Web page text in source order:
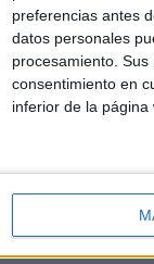
preferencias antes
datos personales
procesamiento.
consentimiento en
inferior de la página
- Policía
puede